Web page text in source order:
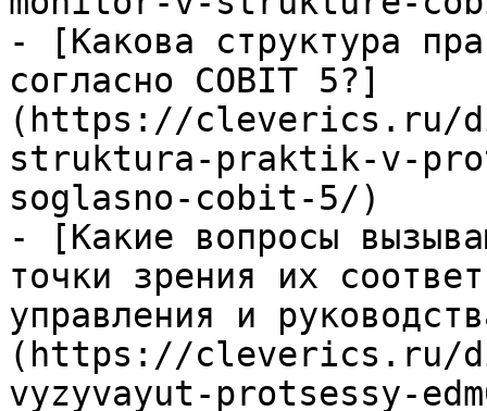
- [Какова структура
согласно COBIT 5?]
(https://cleverics.ru/
struktura-praktik-v-
soglasno-cobit-5/)
- [Какие вопросы
точки зрения их
управления и
(https://cleverics.ru/
vyzyvayut-protsessy-